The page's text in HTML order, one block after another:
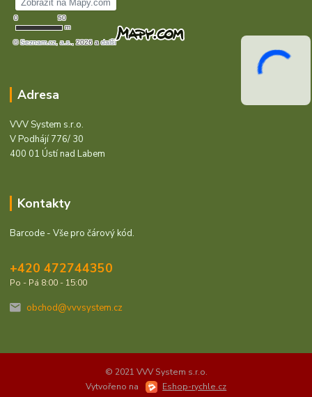
Adresa
VVV System s.r.o.
V Podhájí 776/ 30
400 01 Ústí nad Labem
Kontakty
Barcode - Vše pro čárový kód.
+420 472744350
Po - Pá 8:00 - 15:00
obchod@vvvsystem.cz
© 2021 VVV System s.r.o.
Vytvořeno na
Eshop-rychle.cz